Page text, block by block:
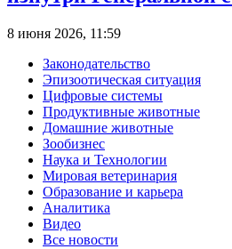
8 июня 2026, 11:59
Законодательство
Эпизоотическая ситуация
Цифровые системы
Продуктивные животные
Домашние животные
Зообизнес
Наука и Технологии
Мировая ветеринария
Образование и карьера
Аналитика
Видео
Все новости